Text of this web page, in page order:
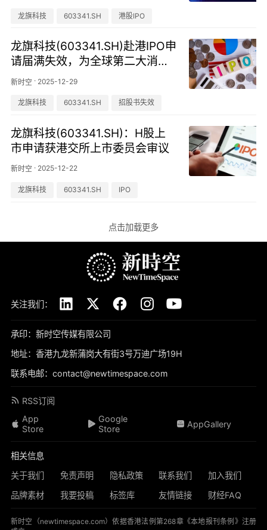
龙旗科技 603341.SH 港股IPO
龙旗科技(603341.SH)赴港IPO申
请届满失效，为全球第二大消费
电子ODM厂商
新时空 · 2025-12-29
龙旗科技 603341.SH 招股书失效
龙旗科技(603341.SH)：H股上
市申请获港交所上市委员会审议
新时空 · 2025-12-22
龙旗科技 603341.SH IPO
点击加载更多
关注我们：
承印：新时空传媒有限公司
地址：香港九龙新蒲岗大有街3号万迪广场19H
联系电邮：contact@newtimespace.com
RSS订阅
App
Store
Google
Store
AppGallery
相关信息
关于我们
免责声明 隐私政策 联系我们
加入我们
品牌素材
我要投稿 标签库 友情链接 财经FAQ
新时空（newtimespace.com）依据香港法例第268章《本地报刊条例》注册